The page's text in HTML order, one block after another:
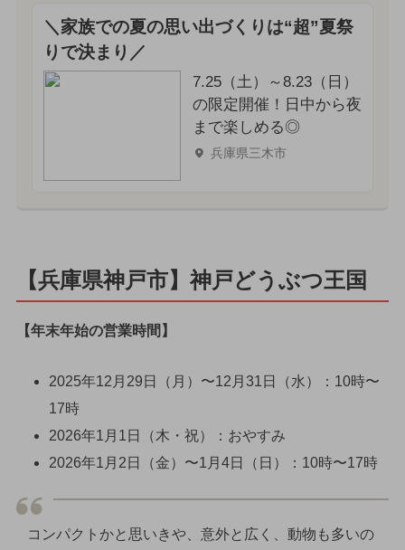
＼家族での夏の思い出づくりは“超”夏祭
りで決まり／
7.25（土）～8.23（日）
の限定開催！日中から夜
まで楽しめる◎
兵庫県三木市
【兵庫県神戸市】神戸どうぶつ王国
【年末年始の営業時間】
2025年12月29日（月）〜12月31日（水）：10時〜
17時
2026年1月1日（木・祝）：おやすみ
2026年1月2日（金）〜1月4日（日）：10時〜17時
コンパクトかと思いきや、意外と広く、動物も多いの